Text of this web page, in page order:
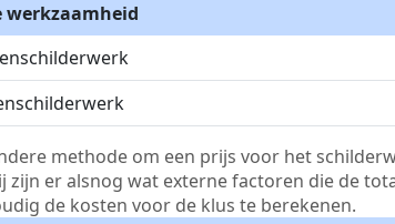
werkzaamheid
methode om een prijs voor het
zijn er alsnog wat externe factoren die de
de kosten voor de klus te berekenen.